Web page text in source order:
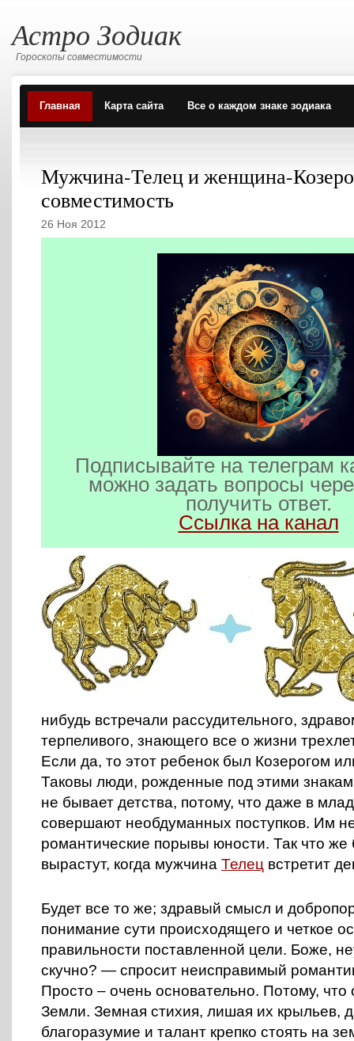
Астро Зодиак
Гороскопы совместимости
Главная Карта сайта Все о каждом знаке зодиака
Мужчина-Телец и женщина-
совместимость
26 Ноя 2012
Подписывайте на телеграм
можно задать вопросы
получить ответ.
Ссылка на канал
нибудь встречали рассудительного,
терпеливого, знающего все о жизни
Если да, то этот ребенок был Козерогом
Таковы люди, рожденные под этими
не бывает детства, потому, что даже в
совершают необдуманных поступков. Им
романтические порывы юности. Так что же
вырастут, когда мужчина Телец встретит
Будет все то же; здравый смысл и
понимание сути происходящего и четкое
правильности поставленной цели. Боже,
скучно? — спросит неисправимый
Просто – очень основательно. Потому,
Земли. Земная стихия, лишая их крыльев,
благоразумие и талант крепко стоять на